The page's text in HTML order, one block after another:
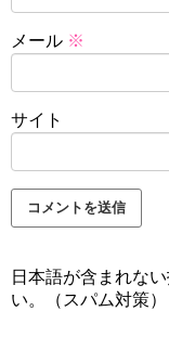
メール ※
サイト
日本語が含まれな
い。（スパム対策）